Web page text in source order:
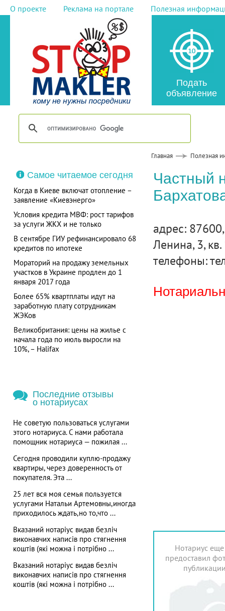
О проекте Реклама на портале Полезная
Подать
объявление
Главная Полезная
Самое читаемое сегодня
Когда в Киеве включат отопление –
заявление «Киевэнерго»
Условия кредита МВФ: рост тарифов
за услуги ЖКХ и не только
В сентябре ГИУ рефинансировало 68
кредитов по ипотеке
Мораторий на продажу земельных
участков в Украине продлен до 1
января 2017 года
Более 65% квартплаты идут на
заработную плату сотрудникам
ЖЭКов
Великобритания: цены на жилье с
начала года по июль выросли на
10%, – Halifax
Последние отзывы
о нотариусах
Не советую пользоваться услугами
этого нотариуса. С нами работала
помощник нотариуса — пожилая ...
Сегодня проводили куплю-продажу
квартиры, через доверенность от
покупателя. Эта ...
25 лет вся моя семья пользуется
услугами Натальи Артемовны,иногда
приходилось ждать,но то,что ...
Вказаний нотаріус видав безліч
виконавчих написів про стягнення
коштів (які можна і потрібно ...
Вказаний нотаріус видав безліч
виконавчих написів про стягнення
коштів (які можна і потрібно ...
Частный
адрес:
Ленина, 3, кв.
телефоны:
Нотариус
предоставил